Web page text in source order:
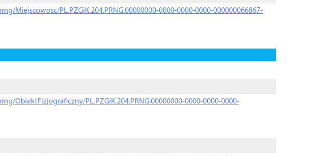
Miejscowosc/PL.PZGiK.204.PRNG.00000000-0000-0000-0000-000000066867-
ObiektFizjograficzny/PL.PZGiK.204.PRNG.00000000-0000-0000-0000-